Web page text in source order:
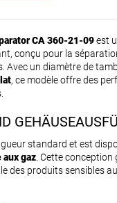
CA 360-21-09est
conçu pour la
Avec un diamètre de
, ce modèle offre des
standard et est
gaz. Cette conception
des produits sensibles